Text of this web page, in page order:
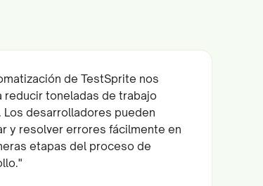
de TestSprite nos
reducir toneladas de trabajo
Los desarrolladores pueden
y resolver errores fácilmente en
etapas del proceso de